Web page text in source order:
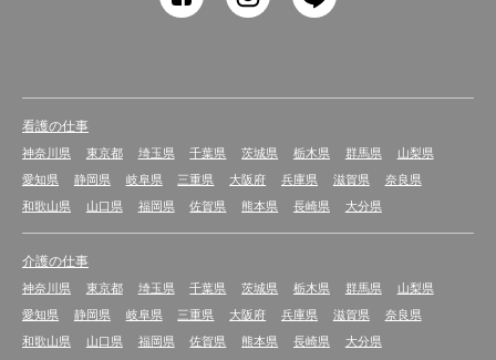
看護の仕事
神奈川県 東京都 埼玉県 千葉県 茨城県 栃木県 群馬県
山梨県
愛知県
静岡県 岐阜県 三重県 大阪府 兵庫県 滋賀県
奈良県
和歌山県
山口県 福岡県 佐賀県 熊本県 長崎県 大分県
介護の仕事
神奈川県 東京都 埼玉県 千葉県 茨城県 栃木県 群馬県
山梨県
愛知県
静岡県 岐阜県 三重県 大阪府 兵庫県 滋賀県
奈良県
和歌山県
山口県 福岡県 佐賀県 熊本県 長崎県 大分県